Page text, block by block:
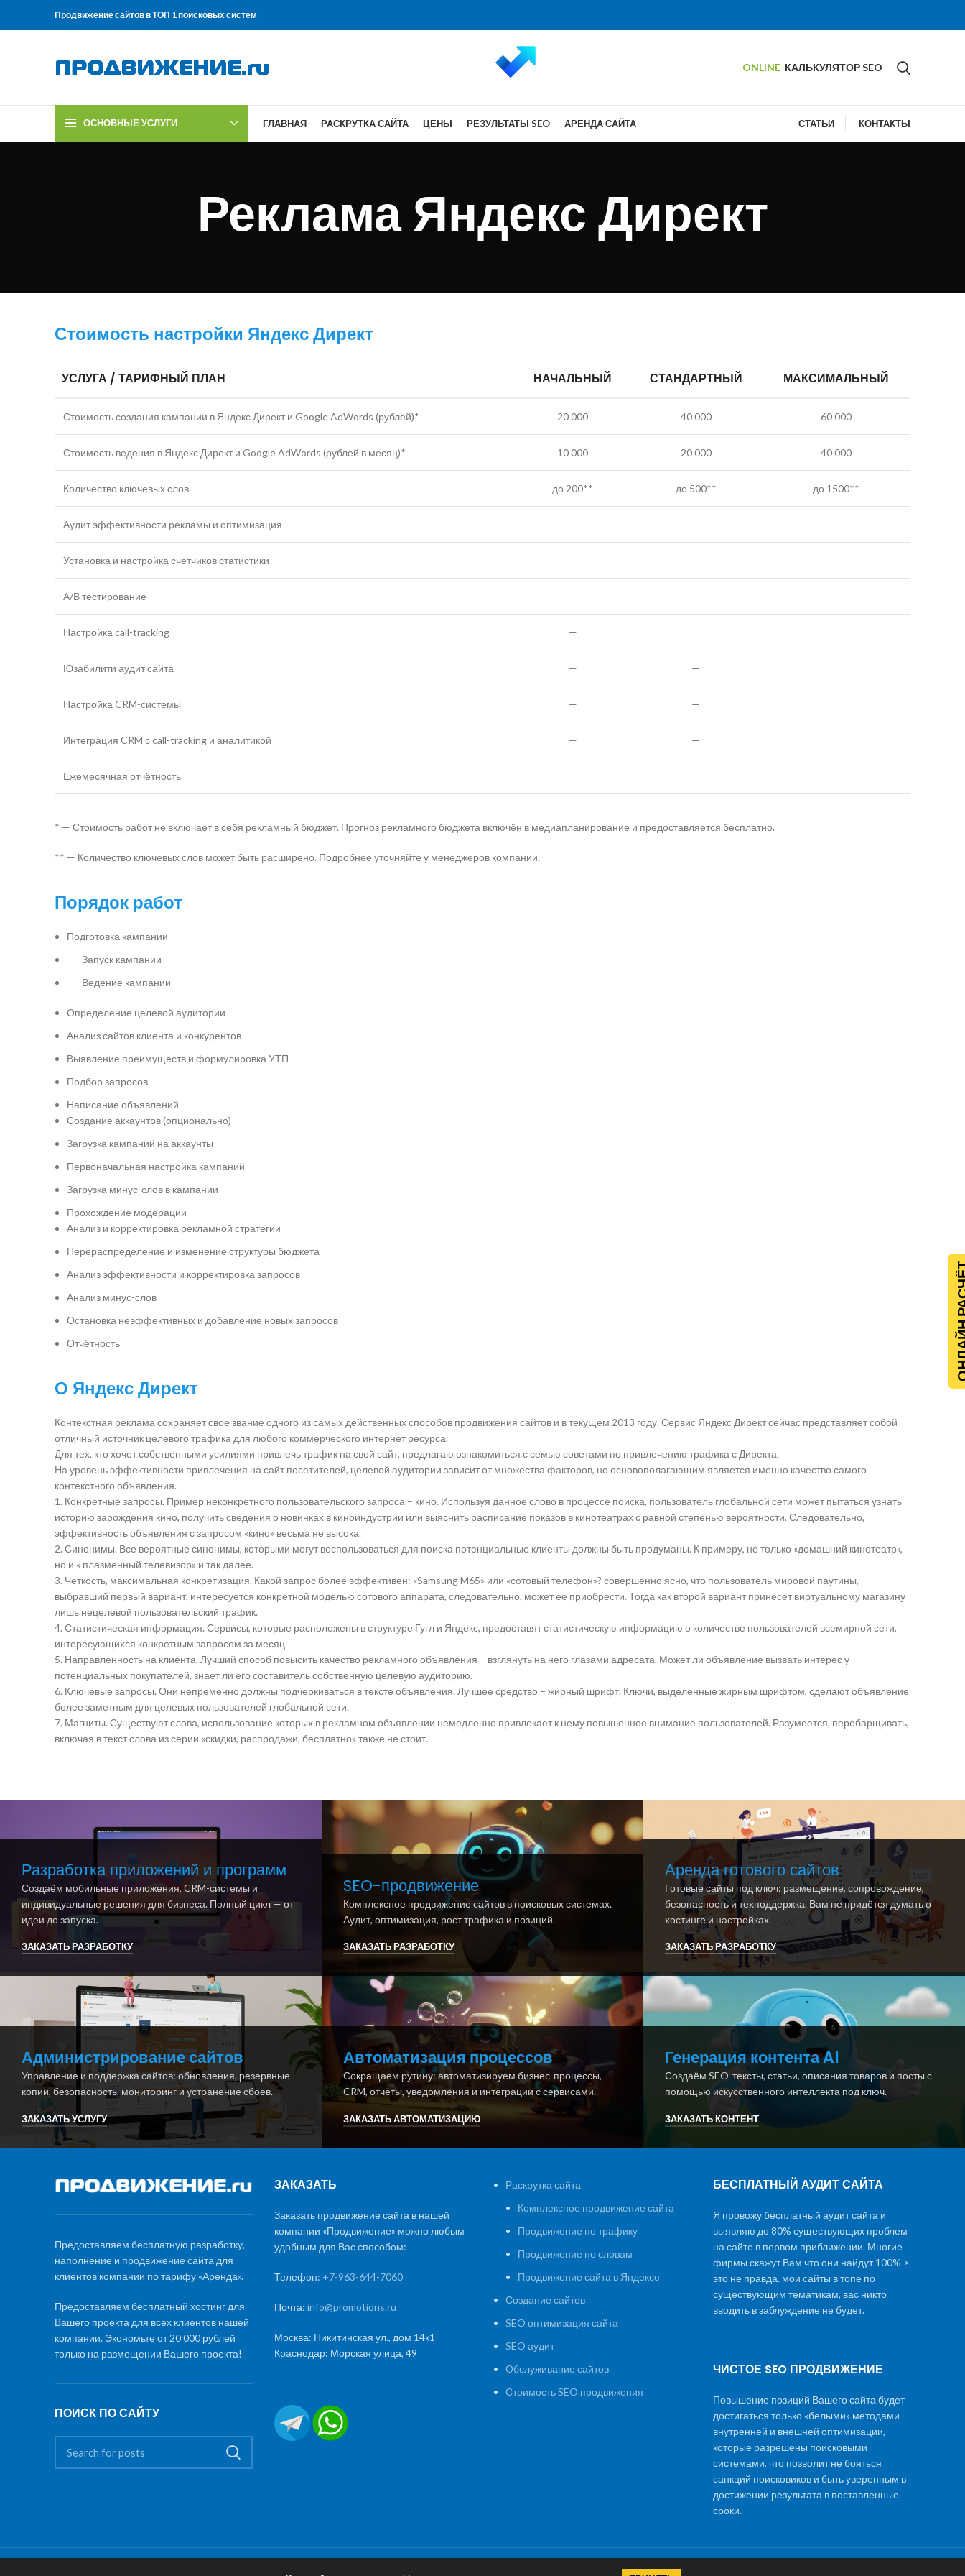
Продвижение сайтов в ТОП 1 поисковых систем
ONLINE КАЛЬКУЛЯТОР SEO
ОСНОВНЫЕ УСЛУГИ ГЛАВНАЯ РАСКРУТКА САЙТА ЦЕНЫ РЕЗУЛЬТАТЫ SEO АРЕНДА САЙТА СТАТЬИ КОНТАКТЫ
Реклама Яндекс Директ
Стоимость настройки Яндекс Директ
УСЛУГА / ТАРИФНЫЙ ПЛАН НАЧАЛЬНЫЙ СТАНДАРТНЫЙ МАКСИМАЛЬНЫЙ
Стоимость создания кампании в Яндекс Директ и Google AdWords (рублей)* 20 000 40 000 60 000
Стоимость ведения в Яндекс Директ и Google AdWords (рублей в месяц)* 10 000 20 000 40 000
Количество ключевых слов до 200** до 500** до 1500**
Аудит эффективности рекламы и оптимизация
Установка и настройка счетчиков статистики
А/В тестирование —
Настройка call-tracking —
Юзабилити аудит сайта — —
Настройка CRM-системы — —
Интеграция CRM с call-tracking и аналитикой — —
Ежемесячная отчётность
* — Стоимость работ не включает в себя рекламный бюджет. Прогноз рекламного бюджета включён в медиапланирование и предоставляется бесплатно.
** — Количество ключевых слов может быть расширено. Подробнее уточняйте у менеджеров компании.
Порядок работ
Подготовка кампании
Запуск кампании
Ведение кампании
Определение целевой аудитории
Анализ сайтов клиента и конкурентов
Выявление преимуществ и формулировка УТП
Подбор запросов
Написание объявлений
Создание аккаунтов (опционально)
Загрузка кампаний на аккаунты
Первоначальная настройка кампаний
Загрузка минус-слов в кампании
Прохождение модерации
Анализ и корректировка рекламной стратегии
Перераспределение и изменение структуры бюджета
Анализ эффективности и корректировка запросов
Анализ минус-слов
Остановка неэффективных и добавление новых запросов
Отчётность
О Яндекс Директ
Контекстная реклама сохраняет свое звание одного из самых действенных способов продвижения сайтов и в текущем 2013 году. Сервис Яндекс Директ сейчас представляет собой
отличный источник целевого трафика для любого коммерческого интернет ресурса.
Для тех, кто хочет собственными усилиями привлечь трафик на свой сайт, предлагаю ознакомиться с семью советами по привлечению трафика с Директа.
На уровень эффективности привлечения на сайт посетителей, целевой аудитории зависит от множества факторов, но основополагающим является именно качество самого
контекстного объявления.
1. Конкретные запросы. Пример неконкретного пользовательского запроса – кино. Используя данное слово в процессе поиска, пользователь глобальной сети может пытаться узнать
историю зарождения кино, получить сведения о новинках в киноиндустрии или выяснить расписание показов в кинотеатрах с равной степенью вероятности. Следовательно,
эффективность объявления с запросом «кино» весьма не высока.
2. Синонимы. Все вероятные синонимы, которыми могут воспользоваться для поиска потенциальные клиенты должны быть продуманы. К примеру, не только «домашний кинотеатр»,
но и « плазменный телевизор» и так далее.
3. Четкость, максимальная конкретизация. Какой запрос более эффективен: «Samsung M65» или «сотовый телефон»? совершенно ясно, что пользователь мировой паутины,
выбравший первый вариант, интересуется конкретной моделью сотового аппарата, следовательно, может ее приобрести. Тогда как второй вариант принесет виртуальному магазину
лишь нецелевой пользовательский трафик.
4. Статистическая информация. Сервисы, которые расположены в структуре Гугл и Яндекс, предоставят статистическую информацию о количестве пользователей всемирной сети,
интересующихся конкретным запросом за месяц.
5. Направленность на клиента. Лучший способ повысить качество рекламного объявления – взглянуть на него глазами адресата. Может ли объявление вызвать интерес у
потенциальных покупателей, знает ли его составитель собственную целевую аудиторию.
6. Ключевые запросы. Они непременно должны подчеркиваться в тексте объявления. Лучшее средство – жирный шрифт. Ключи, выделенные жирным шрифтом, сделают объявление
более заметным для целевых пользователей глобальной сети.
7. Магниты. Существуют слова, использование которых в рекламном объявлении немедленно привлекает к нему повышенное внимание пользователей. Разумеется, перебарщивать,
включая в текст слова из серии «скидки, распродажи, бесплатно» также не стоит.
Разработка приложений и программ
Создаём мобильные приложения, CRM-системы и
индивидуальные решения для бизнеса. Полный цикл — от
идеи до запуска.
ЗАКАЗАТЬ РАЗРАБОТКУ
SEO-продвижение
Комплексное продвижение сайтов в поисковых системах.
Аудит, оптимизация, рост трафика и позиций.
ЗАКАЗАТЬ РАЗРАБОТКУ
Аренда готового сайтов
Готовые сайты под ключ: размещение, сопровождение,
безопасность и техподдержка. Вам не придётся думать о
хостинге и настройках.
ЗАКАЗАТЬ РАЗРАБОТКУ
Администрирование сайтов
Управление и поддержка сайтов: обновления, резервные
копии, безопасность, мониторинг и устранение сбоев.
ЗАКАЗАТЬ УСЛУГУ
Автоматизация процессов
Сокращаем рутину: автоматизируем бизнес-процессы,
CRM, отчёты, уведомления и интеграции с сервисами.
ЗАКАЗАТЬ АВТОМАТИЗАЦИЮ
Генерация контента AI
Создаём SEO-тексты, статьи, описания товаров и посты с
помощью искусственного интеллекта под ключ.
ЗАКАЗАТЬ КОНТЕНТ
Предоставляем бесплатную разработку,
наполнение и продвижение сайта для
клиентов компании по тарифу «Аренда».
Предоставляем бесплатный хостинг для
Вашего проекта для всех клиентов нашей
компании. Экономьте от 20 000 рублей
только на размещении Вашего проекта!
ПОИСК ПО САЙТУ
ЗАКАЗАТЬ
Заказать продвижение сайта в нашей
компании «Продвижение» можно любым
удобным для Вас способом:
Телефон: +7-963-644-7060
Почта: info@promotions.ru
Москва: Никитинская ул., дом 14к1
Краснодар: Морская улица, 49
Раскрутка сайта
Комплексное продвижение сайта
Продвижение по трафику
Продвижение по словам
Продвижение сайта в Яндексе
Создание сайтов
SEO оптимизация сайта
SEO аудит
Обслуживание сайтов
Стоимость SEO продвижения
БЕСПЛАТНЫЙ АУДИТ САЙТА
Я провожу бесплатный аудит сайта и
выявляю до 80% существующих проблем
на сайте в первом приближении. Многие
фирмы скажут Вам что они найдут 100% >
это не правда. мои сайты в топе по
существующим тематикам, вас никто
вводить в заблуждение не будет.
ЧИСТОЕ SEO ПРОДВИЖЕНИЕ
Повышение позиций Вашего сайта будет
достигаться только «белыми» методами
внутренней и внешней оптимизации,
которые разрешены поисковыми
системами, что позволит не бояться
санкций поисковиков и быть уверенным в
достижении результата в поставленные
сроки.
Политика конфиденциальности , All rights reserved Создание сайтов|Обслуживание и поддержка сайтов